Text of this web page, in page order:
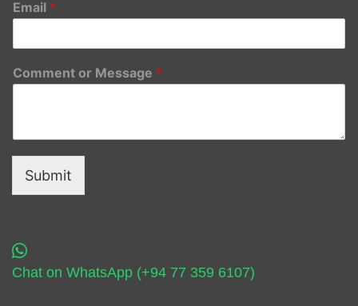
Email *
Comment or Message *
Submit
Chat on WhatsApp (+94 77 359 6107)